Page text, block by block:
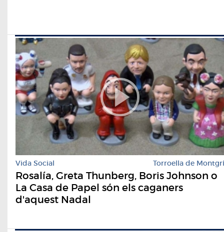
Vida Social Torroella de Montgrí
Rosalía, Greta Thunberg, Boris Johnson o
La Casa de Papel són els caganers
d'aquest Nadal